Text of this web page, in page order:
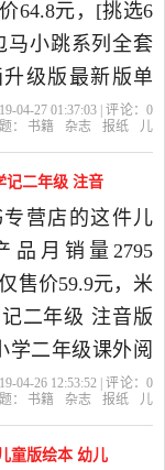
发货。
64.8元，[挑选6
马小跳系列全套
级版最新版单
小仙妹 杨红樱
鹦鹉对话漫画
年卓创图书专营
,杂志,报纸当中
的儿童文学，
发货。
04-27 01:37:03 | 评论： 0
： 书籍 杂志 报纸
儿
记二年级 注音
营店的这件儿
品月销量2795
售价59.9元，米
二年级 注音版
学二年级课外阅
适合一年级小
校园故事儿漫
04-26 12:53:52 | 评论： 0
： 书籍 杂志 报纸
儿
童版绘本 幼儿